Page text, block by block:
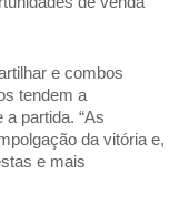
e combos
tendem a
partida. “As
da vitória e,
e mais